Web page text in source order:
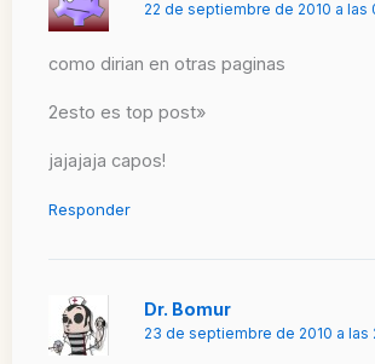
22 de septiembre de 2010 a las
como dirian en otras paginas
2esto es top post»
jajajaja capos!
Responder
Dr. Bomur
23 de septiembre de 2010 a las